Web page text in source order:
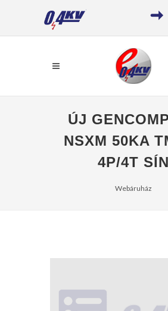
ÚJ
NSXM 50KA
4P/4T SÍN
Webáruház